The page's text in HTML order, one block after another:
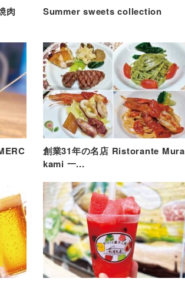
肉
Summer sweets collection
創業31年の名店 Ristorante Mura
kami 一...